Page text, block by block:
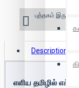
புத்தகம்
Description
எளிய தமிழில்